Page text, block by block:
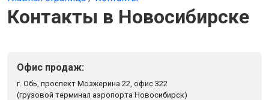
Контакты в Новосибирске
Офис продаж:
г. Обь, проспект Мозжерина 22, офис 322
(грузовой терминал аэропорта Новосибирск)